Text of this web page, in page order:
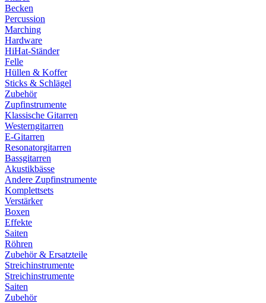
Becken
Percussion
Marching
Hardware
HiHat-Ständer
Felle
Hüllen & Koffer
Sticks & Schlägel
Zubehör
Zupfinstrumente
Klassische Gitarren
Westerngitarren
E-Gitarren
Resonatorgitarren
Bassgitarren
Akustikbässe
Andere Zupfinstrumente
Komplettsets
Verstärker
Boxen
Effekte
Saiten
Röhren
Zubehör & Ersatzteile
Streichinstrumente
Streichinstrumente
Saiten
Zubehör